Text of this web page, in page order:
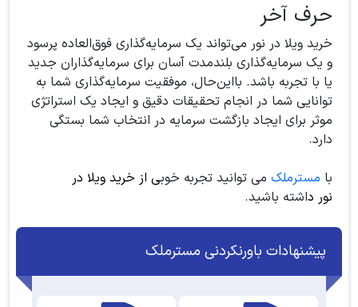
حرف آخر
خرید ویلا در نور می‌تواند یک سرمایه‌گذاری فوق‌العاده پرسود
و یک سرمایه‌گذاری بلندمدت آسان برای سرمایه‌گذاران جدید
یا با تجربه باشد. بااین‌حال، موفقیت سرمایه‌گذاری شما به
توانایی شما در انجام تحقیقات دقیق و ایجاد یک استراتژی
موثر برای ایجاد بازگشت سرمایه در انتخاب شما بستگی
دارد.
با مسترملک می توانید تجربه خوبی از خرید ویلا در
نور داشته باشید.
پیشنهادات باورنکردنی مسترملک